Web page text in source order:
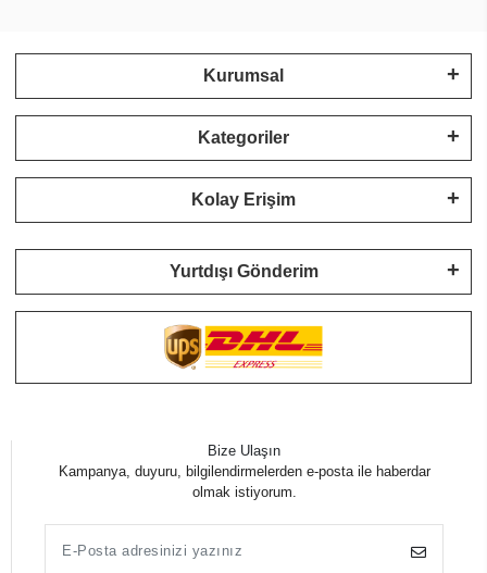
Kurumsal
Kategoriler
Kolay Erişim
Yurtdışı Gönderim
Bize Ulaşın
Kampanya, duyuru, bilgilendirmelerden e-posta ile haberdar
olmak istiyorum.